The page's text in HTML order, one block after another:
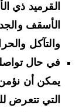
القرميد ذي
الأسقف
والتآكل والحرارة.
في حال تواصلك
يمكن أن نؤمن
التي تتعرض